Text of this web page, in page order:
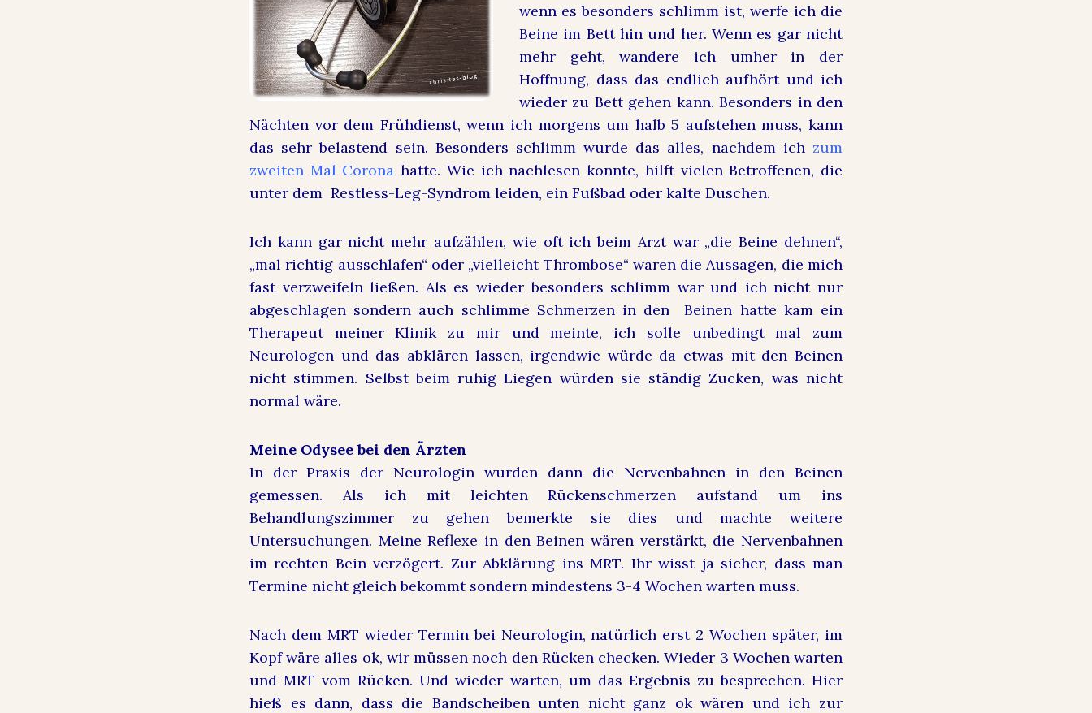
wenn es besonders schlimm ist, werfe ich die
Beine im Bett hin und her. Wenn es gar nicht
mehr geht, wandere ich umher in der
Hoffnung, dass das endlich aufhört und ich
wieder zu Bett gehen kann. Besonders in den
Nächten vor dem Frühdienst, wenn ich morgens um halb 5 aufstehen muss, kann
das sehr belastend sein. Besonders schlimm wurde das alles, nachdem ich zum
zweiten Mal Corona hatte. Wie ich nachlesen konnte, hilft vielen Betroffenen, die
unter dem Restless-Leg-Syndrom leiden, ein Fußbad oder kalte Duschen.
Ich kann gar nicht mehr aufzählen, wie oft ich beim Arzt war „die Beine dehnen“,
„mal richtig ausschlafen“ oder „vielleicht Thrombose“ waren die Aussagen, die mich
fast verzweifeln ließen. Als es wieder besonders schlimm war und ich nicht nur
abgeschlagen sondern auch schlimme Schmerzen in den Beinen hatte kam ein
Therapeut meiner Klinik zu mir und meinte, ich solle unbedingt mal zum
Neurologen und das abklären lassen, irgendwie würde da etwas mit den Beinen
nicht stimmen. Selbst beim ruhig Liegen würden sie ständig Zucken, was nicht
normal wäre.
Meine Odysee bei den Ärzten
In der Praxis der Neurologin wurden dann die Nervenbahnen in den Beinen
gemessen. Als ich mit leichten Rückenschmerzen aufstand um ins
Behandlungszimmer zu gehen bemerkte sie dies und machte weitere
Untersuchungen. Meine Reflexe in den Beinen wären verstärkt, die Nervenbahnen
im rechten Bein verzögert. Zur Abklärung ins MRT. Ihr wisst ja sicher, dass man
Termine nicht gleich bekommt sondern mindestens 3-4 Wochen warten muss.
Nach dem MRT wieder Termin bei Neurologin, natürlich erst 2 Wochen später, im
Kopf wäre alles ok, wir müssen noch den Rücken checken. Wieder 3 Wochen warten
und MRT vom Rücken. Und wieder warten, um das Ergebnis zu besprechen. Hier
hieß es dann, dass die Bandscheiben unten nicht ganz ok wären und ich zur